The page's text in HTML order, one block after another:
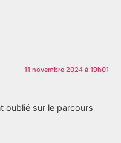
11 novembre 2024 à 19h01
oublié sur le parcours